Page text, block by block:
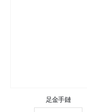
足金手鏈